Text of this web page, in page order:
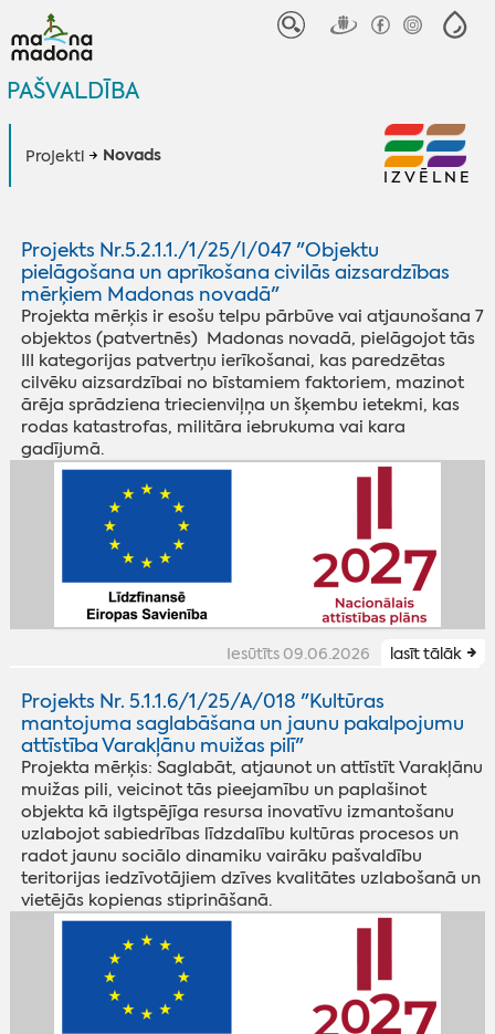
PAŠVALDĪBA
Projekti Novads
IZVĒLNE
Projekts Nr.5.2.1.1./1/25/I/047 "Objektu
pielāgošana un aprīkošana civilās aizsardzības
mērķiem Madonas novadā"
Projekta mērķis ir esošu telpu pārbūve vai atjaunošana 7
objektos (patvertnēs) Madonas novadā, pielāgojot tās
III kategorijas patvertņu ierīkošanai, kas paredzētas
cilvēku aizsardzībai no bīstamiem faktoriem, mazinot
ārēja sprādziena triecienviļņa un šķembu ietekmi, kas
rodas katastrofas, militāra iebrukuma vai kara
gadījumā.
Iesūtīts 09.06.2026 lasīt tālāk
Projekts Nr. 5.1.1.6/1/25/A/018 "Kultūras
mantojuma saglabāšana un jaunu pakalpojumu
attīstība Varakļānu muižas pilī"
Projekta mērķis: Saglabāt, atjaunot un attīstīt Varakļānu
muižas pili, veicinot tās pieejamību un paplašinot
objekta kā ilgtspējīga resursa inovatīvu izmantošanu
uzlabojot sabiedrības līdzdalību kultūras procesos un
radot jaunu sociālo dinamiku vairāku pašvaldību
teritorijas iedzīvotājiem dzīves kvalitātes uzlabošanā un
vietējās kopienas stiprināšanā.